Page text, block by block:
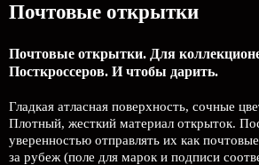
Почтовые открытки
Почтовые открытки. Для
Посткроссеров. И чтобы дарить.
Гладкая атласная поверхность, сочные
Плотный, жесткий материал открыток.
уверенностью отправлять их как
за рубеж (поле для марок и подписи